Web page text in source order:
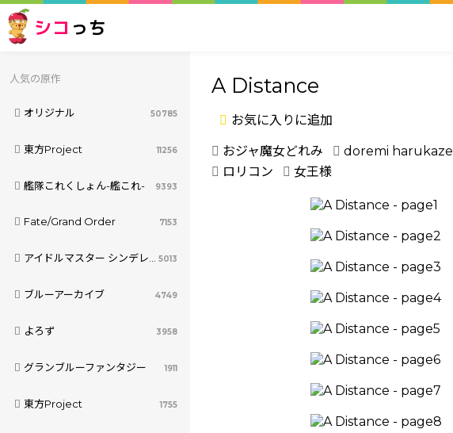
シコ っち
人気の原作
オリジナル 50785
東方Project 11256
艦隊これくしょん-艦これ- 9393
Fate/Grand Order 7153
アイドルマスター シンデレラガールズ 5013
ブルーアーカイブ 4749
よろず 3958
グランブルーファンタジー 1911
東方Project 1755
A Distance
お気に入りに追加
おジャ魔女どれみ doremi harukaze
ロリコン
女王様